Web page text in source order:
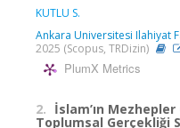
KUTLU S.
Ankara Universitesi Ilahiyat
2025 (Scopus, TRDizin)
PlumX Metrics
2. İslam’ın
Toplumsal Gerçekliği